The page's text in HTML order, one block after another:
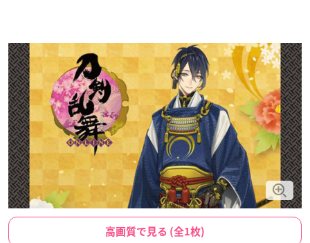
高画質で見る (全1枚)